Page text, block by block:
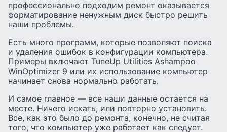
профессионально подходим ремонт оказывается
форматирование ненужным диск быстро решить
наши проблемы.
Есть много программ, которые позволяют поиска
и удаления ошибок в конфигурации компьютера.
Примеры включают TuneUp Utilities Ashampoo
WinOptimizer 9 или их использование компьютер
начинает снова нормально работать.
И самое главное — все наши данные остается на
месте. Ничего искать, или повторно установить.
Все, как это было до ремонта, конечно, не считая
того, что компьютер уже работает как следует.